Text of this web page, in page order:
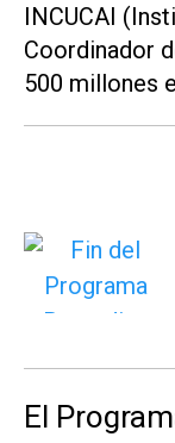
INCUCAI
Coordinador
500 millones
El